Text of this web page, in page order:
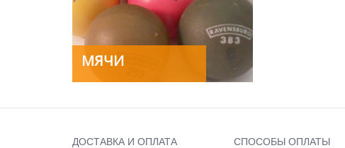
МЯЧИ
ДОСТАВКА И ОПЛАТА СПОСОБЫ ОПЛАТЫ